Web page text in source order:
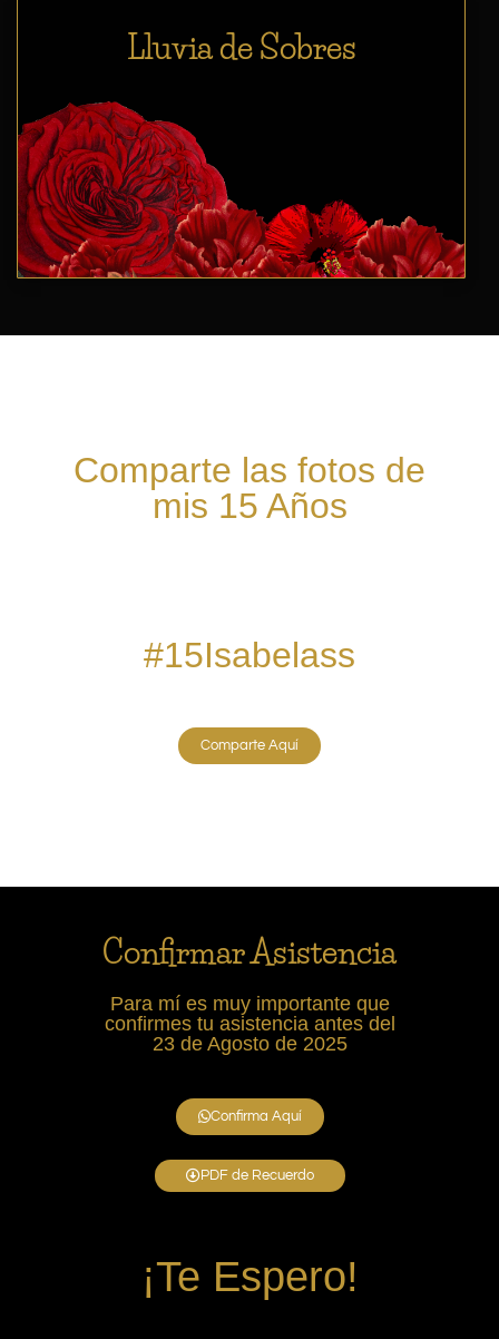
Lluvia de Sobres
Comparte las fotos de
mis 15 Años
#15Isabelass
Comparte Aquí
Confirmar Asistencia
Para mí es muy importante que
confirmes tu asistencia antes del
23 de Agosto de 2025
Confirma Aquí
PDF de Recuerdo
¡Te Espero!